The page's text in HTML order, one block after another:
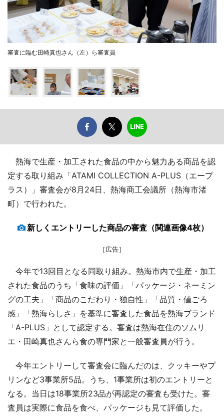
審査に臨む田崎真也さん（左）ら審査員
熱海で生産・加工された食品の中から魅力ある商品を認
定する取り組み「ATAMI COLLECTION A-PLUS（エープ
ラス）」審査会が8月24日、熱海商工会議所（熱海市渚
町）で行われた。
新しくエントリーした商品の審査（関連画像4枚）
［広告］
今年で13回目となる同取り組み。熱海市内で生産・加工
された食品のうち「食味の評価」「パッケージ・ネーミン
グの工夫」「商品のこだわり・独自性」「品質・値ごろ
感」「熱海らしさ」を基準に審査した食品を熱海ブランド
「A-PLUS」として認定する。審査は熱海在住のソムリ
エ・田崎真也さんら食の専門家と一般審査員が行う。
今年エントリーして審査会に臨んだのは、クッキーやプ
リンなど3事業所5品。うち、1事業所は初のエントリーと
なる。当日は18事業所23品が再認定の審査も受けた。審
査員は実際に食品を食べ、パッケージも見て評価した。